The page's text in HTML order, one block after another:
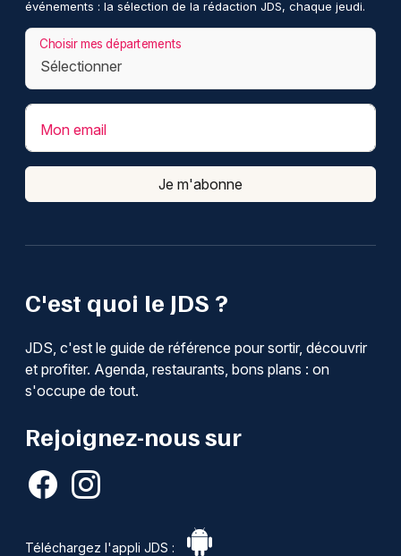
C'est quoi le JDS ?
JDS, c'est le guide de référence pour sortir, découvrir
et profiter. Agenda, restaurants, bons plans : on
s'occupe de tout.
Rejoignez-nous sur
Téléchargez l'appli JDS :
événements : la sélection de la rédaction JDS, chaque jeudi.
Choisir mes départements
Mon email
Je m'abonne